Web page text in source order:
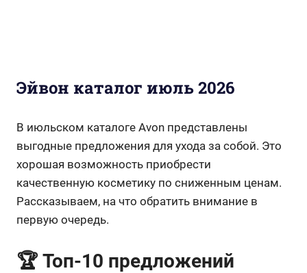
Эйвон каталог июль 2026
В июльском каталоге Avon представлены
выгодные предложения для ухода за собой. Это
хорошая возможность приобрести
качественную косметику по сниженным ценам.
Рассказываем, на что обратить внимание в
первую очередь.
🏆 Топ-10 предложений